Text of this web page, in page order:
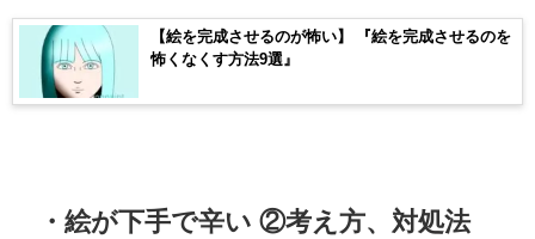
【絵を完成させるのが怖い】 『絵を完成させるのを
怖くなくす方法9選』
・絵が下手で辛い ②考え方、対処法